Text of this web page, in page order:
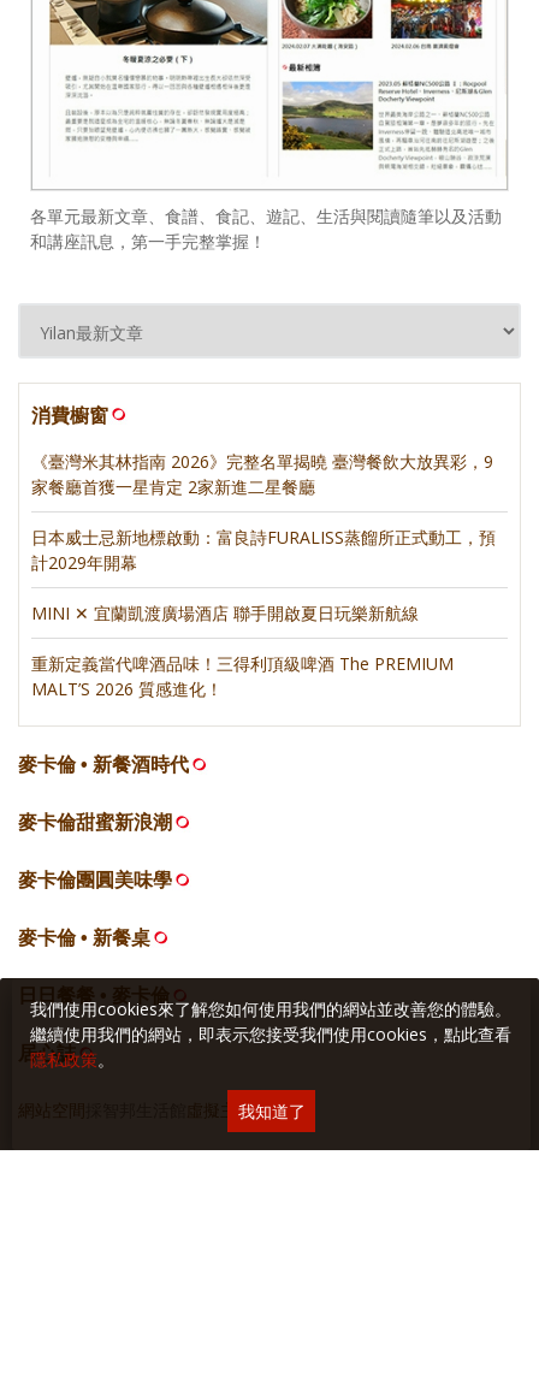
各單元最新文章、食譜、食記、遊記、生活與閱讀隨筆以及活動
和講座訊息，第一手完整掌握！
消費櫥窗
《臺灣米其林指南 2026》完整名單揭曉 臺灣餐飲大放異彩，9
家餐廳首獲一星肯定 2家新進二星餐廳
日本威士忌新地標啟動：富良詩FURALISS蒸餾所正式動工，預
計2029年開幕
MINI ✕ 宜蘭凱渡廣場酒店 聯手開啟夏日玩樂新航線
重新定義當代啤酒品味！三得利頂級啤酒 The PREMIUM
MALT’S 2026 質感進化！
麥卡倫 • 新餐酒時代
麥卡倫甜蜜新浪潮
麥卡倫團圓美味學
麥卡倫 • 新餐桌
日日餐餐 • 麥卡倫
居心誌
網站空間 虛擬主機
我們使用cookies來了解您如何使用我們的網站並改善您的體驗。
繼續使用我們的網站，即表示您接受我們使用cookies，點此查看
隱私政策。
我知道了